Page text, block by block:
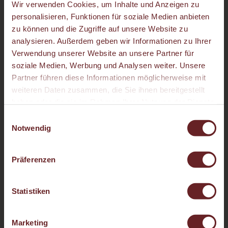
Wir verwenden Cookies, um Inhalte und Anzeigen zu
personalisieren, Funktionen für soziale Medien anbieten
zu können und die Zugriffe auf unsere Website zu
analysieren. Außerdem geben wir Informationen zu Ihrer
Verwendung unserer Website an unsere Partner für
soziale Medien, Werbung und Analysen weiter. Unsere
Partner führen diese Informationen möglicherweise mit
weiteren Daten zusammen, die Sie ihnen bereitgestellt
Notwendig
Präferenzen
Statistiken
Marketing
Sommerpreise 2026
Preise pro Person und Nacht
Dachstein-Suite
2-4 Personen | 34 m²
Spätsommer